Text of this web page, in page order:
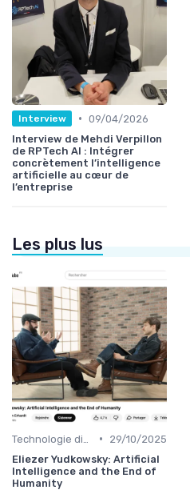
Interview • 09/04/2026
Interview de Mehdi Verpillon
de RPTech AI : Intégrer
concrètement l’intelligence
artificielle au cœur de
l’entreprise
Les plus lus
•
29/10/2025
Eliezer Yudkowsky: Artificial
Intelligence and the End of
Humanity